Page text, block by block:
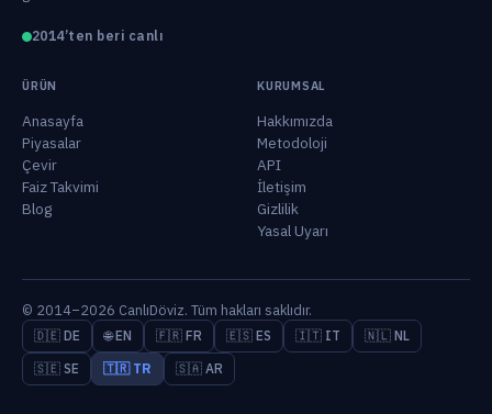
2014’ten beri canlı
ÜRÜN
Anasayfa
Piyasalar
Çevir
Faiz Takvimi
Blog
KURUMSAL
Hakkımızda
Metodoloji
API
İletişim
Gizlilik
Yasal Uyarı
© 2014–2026 CanlıDöviz. Tüm hakları saklıdır.
🇩🇪 DE 🌐 EN 🇫🇷 FR 🇪🇸 ES 🇮🇹 IT
🇳🇱 NL
🇸🇪 SE
🇹🇷 TR 🇸🇦 AR